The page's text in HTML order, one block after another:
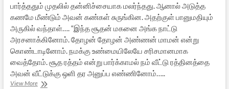
பார்த்ததும் முதலில் தன்னிச்சையாக மலர்ந்தது. ஆனால் அடுத்த
கணமே மீண்டும் அவன் கண்கள் சுருங்கின. அதற்குள் பானுமதியும்
அருகில் வந்தாள்…. “இந்த சூதன் மகனை அங்க நாட்டு
அரசனாக்கினோம். தோழன் தோழன் அண்ணன் மாமன் என்று
கொண்டாடினோம். நமக்கு உண்மையிலேயே சரிசமானமாக
வைத்தோம். சூத ரத்தம் என்று பார்க்காமல் நம் வீட்டு ரத்தினத்தை
அவன் வீட்டுக்கு ஒளி தர அனுப்ப எண்ணினோம்…..
View Moreஆயிரம்